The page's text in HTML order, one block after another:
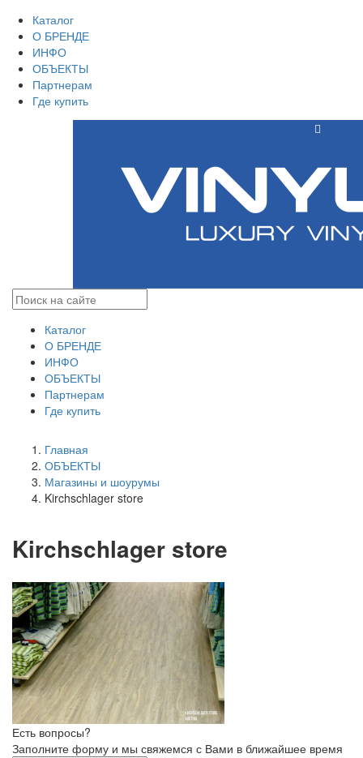
Каталог
О БРЕНДЕ
ИНФО
ОБЪЕКТЫ
Партнерам
Где купить
Каталог
О БРЕНДЕ
ИНФО
ОБЪЕКТЫ
Партнерам
Где купить
Главная
ОБЪЕКТЫ
Магазины и шоурумы
Kirchschlager store
Kirchschlager store
Есть вопросы?
Заполните форму и мы свяжемся с Вами в ближайшее время